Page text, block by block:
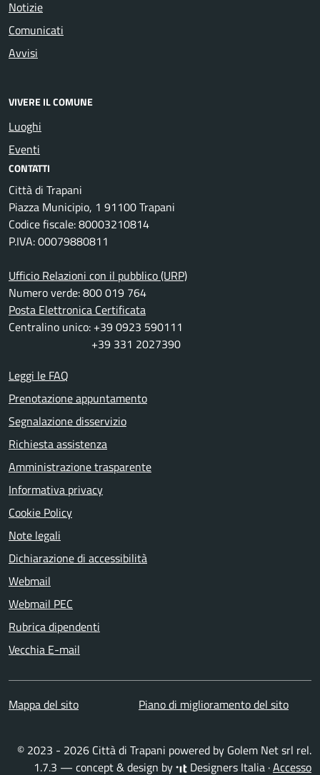
Notizie
Comunicati
Avvisi
VIVERE IL COMUNE
Luoghi
Eventi
CONTATTI
Città di Trapani
Piazza Municipio, 1 91100 Trapani
Codice fiscale: 80003210814
P.IVA: 00079880811
Ufficio Relazioni con il pubblico (URP)
Numero verde: 800 019 764
Posta Elettronica Certificata
Centralino unico: +39 0923 590111
+39 331 2027390
Leggi le FAQ
Prenotazione appuntamento
Segnalazione disservizio
Richiesta assistenza
Amministrazione trasparente
Informativa privacy
Cookie Policy
Note legali
Dichiarazione di accessibilità
Webmail
Webmail PEC
Rubrica dipendenti
Vecchia E-mail
Mappa del sito Piano di miglioramento del sito
© 2023 - 2026 Città di Trapani powered by Golem Net srl rel.
1.7.3 — concept & design by
Designers Italia ·Accesso